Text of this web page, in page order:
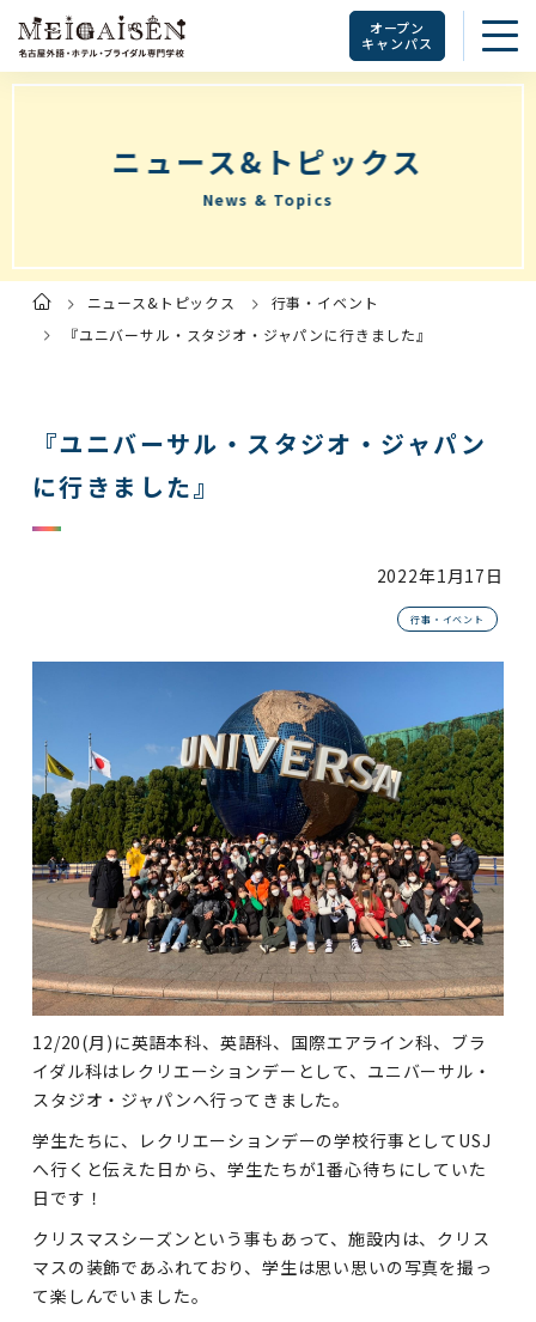
オープン
キャンパス
ニュース&トピックス
News & Topics
ト
ニュース&トピックス
行事・イベント
『ユニバーサル・スタジオ・ジャパンに行きました』
『ユニバーサル・スタジオ・ジャパン
に行きました』
2022年1月17日
行事・イベント
12/20(月)に英語本科、英語科、国際エアライン科、ブラ
イダル科はレクリエーションデーとして、ユニバーサル・
スタジオ・ジャパンへ行ってきました。
学生たちに、レクリエーションデーの学校行事としてUSJ
へ行くと伝えた日から、学生たちが1番心待ちにしていた
日です！
クリスマスシーズンという事もあって、施設内は、クリス
マスの装飾であふれており、学生は思い思いの写真を撮っ
て楽しんでいました。